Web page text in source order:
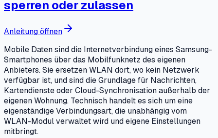
sperren oder zulassen
Anleitung öffnen
Mobile Daten sind die Internetverbindung eines Samsung-
Smartphones über das Mobilfunknetz des eigenen
Anbieters. Sie ersetzen WLAN dort, wo kein Netzwerk
verfügbar ist, und sind die Grundlage für Nachrichten,
Kartendienste oder Cloud-Synchronisation außerhalb der
eigenen Wohnung. Technisch handelt es sich um eine
eigenständige Verbindungsart, die unabhängig vom
WLAN-Modul verwaltet wird und eigene Einstellungen
mitbringt.